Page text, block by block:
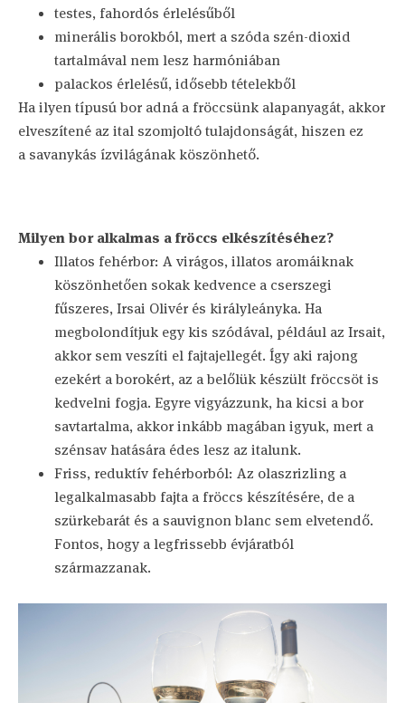
testes, fahordós érlelésűből
minerális borokból, mert a szóda szén-dioxid
tartalmával nem lesz harmóniában
palackos érlelésű, idősebb tételekből
Ha ilyen típusú bor adná a fröccsünk alapanyagát, akkor
elveszítené az ital szomjoltó tulajdonságát, hiszen ez
a savanykás ízvilágának köszönhető.
Milyen bor alkalmas a fröccs elkészítéséhez?
Illatos fehérbor: A virágos, illatos aromáiknak
köszönhetően sokak kedvence a cserszegi
fűszeres, Irsai Olivér és királyleányka. Ha
megbolondítjuk egy kis szódával, például az Irsait,
akkor sem veszíti el fajtajellegét. Így aki rajong
ezekért a borokért, az a belőlük készült fröccsöt is
kedvelni fogja. Egyre vigyázzunk, ha kicsi a bor
savtartalma, akkor inkább magában igyuk, mert a
szénsav hatására édes lesz az italunk.
Friss, reduktív fehérborból: Az olaszrizling a
legalkalmasabb fajta a fröccs készítésére, de a
szürkebarát és a sauvignon blanc sem elvetendő.
Fontos, hogy a legfrissebb évjáratból
származzanak.